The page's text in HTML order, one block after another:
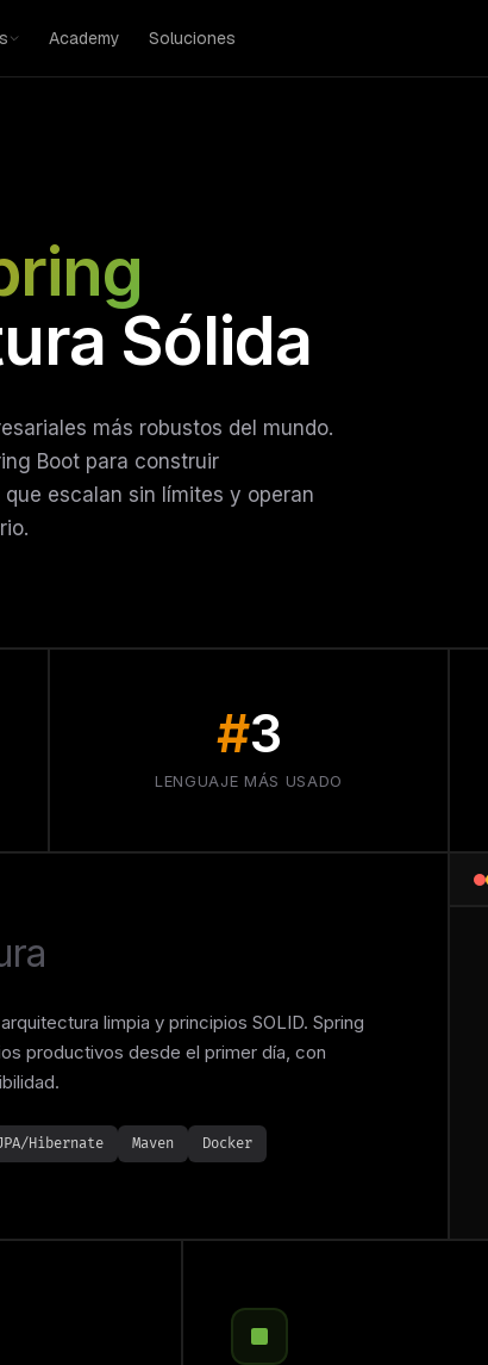
Academy Soluciones
Sólida
más robustos del mundo.
Boot para construir
escalan sin límites y operan
#3
LENGUAJE MÁS USADO
limpia y principios SOLID. Spring
productivos desde el primer día, con
Hibernate Maven Docker